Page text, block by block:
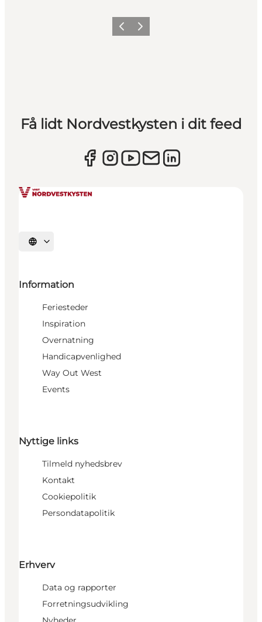
ForrigeNæste
Få lidt Nordvestkysten i dit feed
Vælg sprog
Information
Feriesteder
Inspiration
Overnatning
Handicapvenlighed
Way Out West
Events
Nyttige links
Tilmeld nyhedsbrev
Kontakt
Cookiepolitik
Persondatapolitik
Erhverv
Data og rapporter
Forretningsudvikling